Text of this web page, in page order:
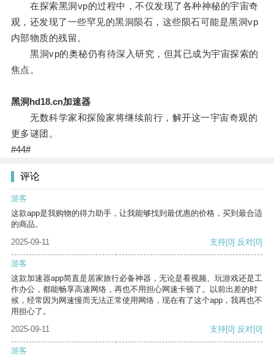
在探索黑洞vp的过程中，不仅发现了各种神秘的宇宙奇
观，还发现了一些罕见的黑洞陨石，这些陨石可能是黑洞vp
内部物质的残留。
黑洞vp的奥秘仍有待深入研究，但其已成为宇宙探索的
焦点。
黑洞hd18.cn加速器
无数科学家和探险家将继续前行，解开这一宇宙奇观的
更多谜团。
#44#
评论
游客
这款app是我购物的得力助手，让我能够找到最优惠的价格，买到最合适
的商品。
2025-09-11
支持[0] 反对[0]
游客
这款加速器app简直是居家旅行必备神器，无论是看视频、玩游戏还是工
作办公，都能畅享高速网络，再也不用担心网速卡顿了。以前出差的时
候，经常因为网速慢而无法正常使用网络，现在有了这个app，我再也不
用担心了。
2025-09-11
支持[0] 反对[0]
游客